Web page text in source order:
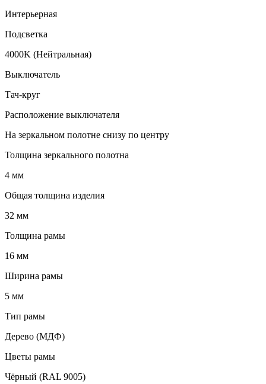
Интерьерная
Подсветка
4000K (Нейтральная)
Выключатель
Тач-круг
Расположение выключателя
На зеркальном полотне снизу по центру
Толщина зеркального полотна
4 мм
Общая толщина изделия
32 мм
Толщина рамы
16 мм
Ширина рамы
5 мм
Тип рамы
Дерево (МДФ)
Цветы рамы
Чёрный (RAL 9005)